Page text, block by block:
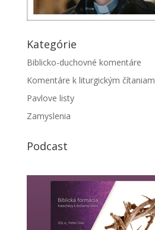
Kategórie
Biblicko-duchovné komentáre
Komentáre k liturgickým čítaniam
Pavlove listy
Zamyslenia
Podcast